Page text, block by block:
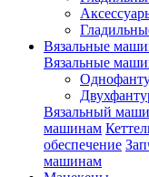
Вязальные
Вязальные
Вязальный
машинам
обеспечение
машинам